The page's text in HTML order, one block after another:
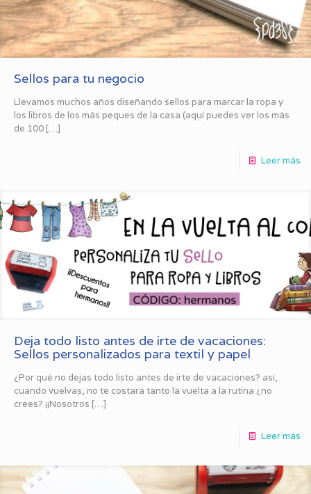
Sellos para tu negocio
Llevamos muchos años diseñando sellos para marcar la ropa y
los libros de los más peques de la casa (aquí puedes ver los más
de 100 […]
Leer más
Deja todo listo antes de irte de vacaciones:
Sellos personalizados para textil y papel
¿Por qué no dejas todo listo antes de irte de vacaciones? así,
cuando vuelvas, no te costará tanto la vuelta a la rutina ¿no
crees? ¡¡Nosotros […]
Leer más